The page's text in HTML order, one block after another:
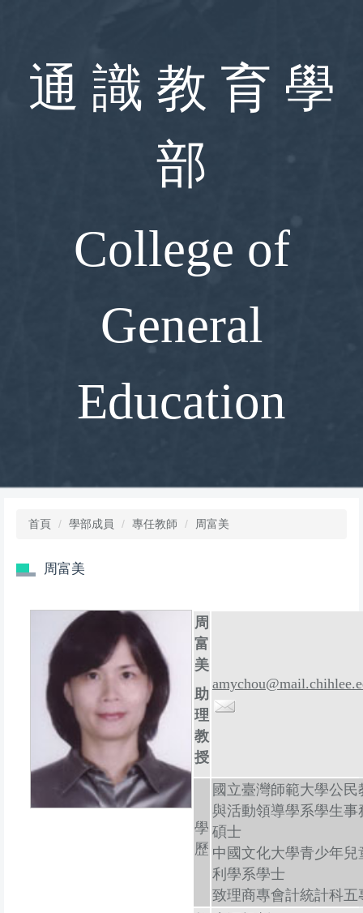
通 識 教 育 學
部
College of
General
Education
首頁 學部成員 專任教師 周富美
周富美
周
富
美
助
理
教
授
學
歷
國立臺灣師範大學公民
與活動領導學系學生事
碩士
中國文化大學青少年兒
利學系學士
致理商專會計統計科五